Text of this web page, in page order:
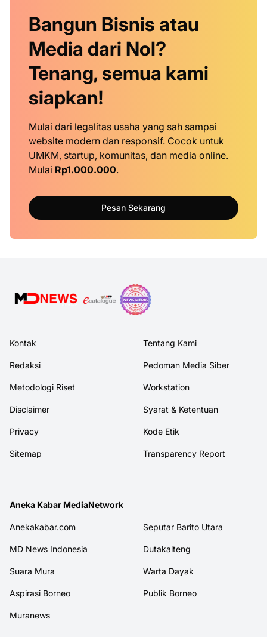
Bangun Bisnis atau
Media dari Nol?
Tenang, semua kami
siapkan!
Mulai dari legalitas usaha yang sah sampai
website modern dan responsif. Cocok untuk
UMKM, startup, komunitas, dan media online.
Mulai Rp1.000.000.
Pesan Sekarang
Kontak Tentang Kami
Redaksi Pedoman Media Siber
Metodologi Riset Workstation
Disclaimer Syarat & Ketentuan
Privacy Kode Etik
Sitemap Transparency Report
Aneka Kabar MediaNetwork
Anekakabar.com Seputar Barito Utara
MD News Indonesia Dutakalteng
Suara Mura Warta Dayak
Aspirasi Borneo Publik Borneo
Muranews